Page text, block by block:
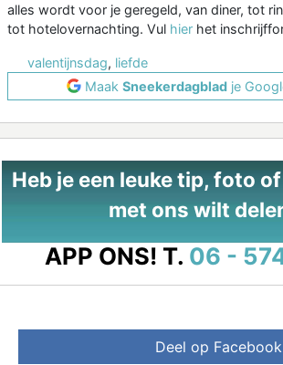
alles wordt voor je geregeld, van diner, tot
tot hotelovernachting. Vul hier het
valentijnsdag, liefde
Maak Sneekerdagblad je
Heb je een leuke tip, foto
met ons wilt
APP ONS! T. 06 -
Deel op Facebook